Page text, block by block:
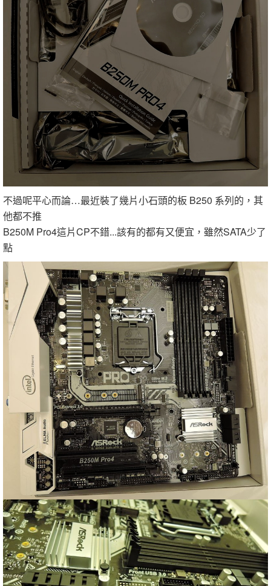
不過呢平心而論…最近裝了幾片小石頭的板 B250 系列的，其
他都不推
B250M Pro4這片CP不錯...該有的都有又便宜，雖然SATA少了
點